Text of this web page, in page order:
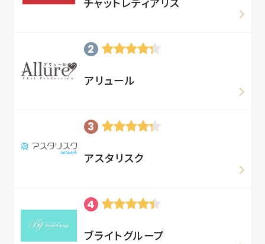
アリュール
アスタリスク
ブライトグループ